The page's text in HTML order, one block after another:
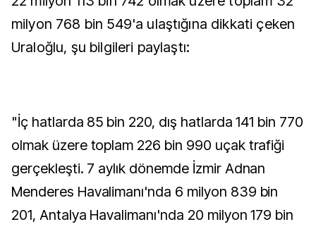
milyon 768 bin 549'a ulaştığına dikkati çeken
Uraloğlu, şu bilgileri paylaştı:
"İç hatlarda 85 bin 220, dış hatlarda 141 bin 770
olmak üzere toplam 226 bin 990 uçak trafiği
gerçekleşti. 7 aylık dönemde İzmir Adnan
Menderes Havalimanı'nda 6 milyon 839 bin
201, Antalya Havalimanı'nda 20 milyon 179 bin